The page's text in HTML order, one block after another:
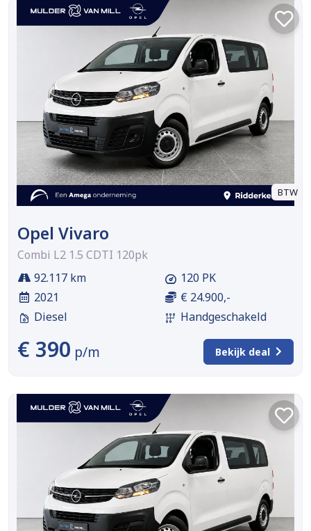
BTW
Opel Vivaro
Combi L2 1.5 CDTI 120pk
92.117 km
2021
Diesel
120 PK
€ 24.900,-
Handgeschakeld
€ 390 p/m Bekijk deal